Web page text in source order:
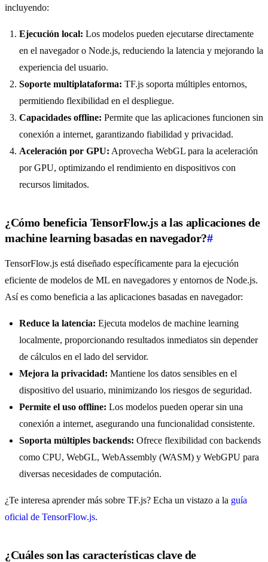
incluyendo:
Ejecución local: Los modelos pueden ejecutarse directamente
en el navegador o Node.js, reduciendo la latencia y mejorando la
experiencia del usuario.
Soporte multiplataforma: TF.js soporta múltiples entornos,
permitiendo flexibilidad en el despliegue.
Capacidades offline: Permite que las aplicaciones funcionen sin
conexión a internet, garantizando fiabilidad y privacidad.
Aceleración por GPU: Aprovecha WebGL para la aceleración
por GPU, optimizando el rendimiento en dispositivos con
recursos limitados.
¿Cómo beneficia TensorFlow.js a las aplicaciones de
machine learning basadas en navegador?#
TensorFlow.js está diseñado específicamente para la ejecución
eficiente de modelos de ML en navegadores y entornos de Node.js.
Así es como beneficia a las aplicaciones basadas en navegador:
Reduce la latencia: Ejecuta modelos de machine learning
localmente, proporcionando resultados inmediatos sin depender
de cálculos en el lado del servidor.
Mejora la privacidad: Mantiene los datos sensibles en el
dispositivo del usuario, minimizando los riesgos de seguridad.
Permite el uso offline: Los modelos pueden operar sin una
conexión a internet, asegurando una funcionalidad consistente.
Soporta múltiples backends: Ofrece flexibilidad con backends
como CPU, WebGL, WebAssembly (WASM) y WebGPU para
diversas necesidades de computación.
¿Te interesa aprender más sobre TF.js? Echa un vistazo a la guía
oficial de TensorFlow.js.
¿Cuáles son las características clave de